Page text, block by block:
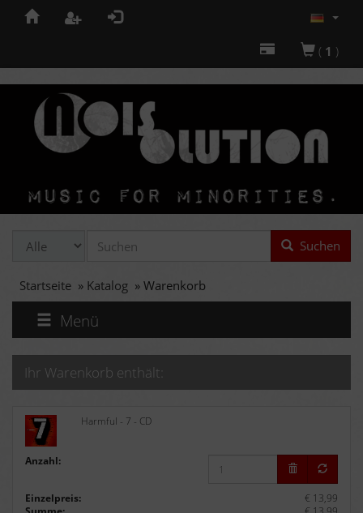
( 1 )
Suchen
Startseite » Katalog » Warenkorb
Menü
Ihr Warenkorb enthält:
Harmful - 7 - CD
Anzahl:
Einzelpreis:
€ 13,99